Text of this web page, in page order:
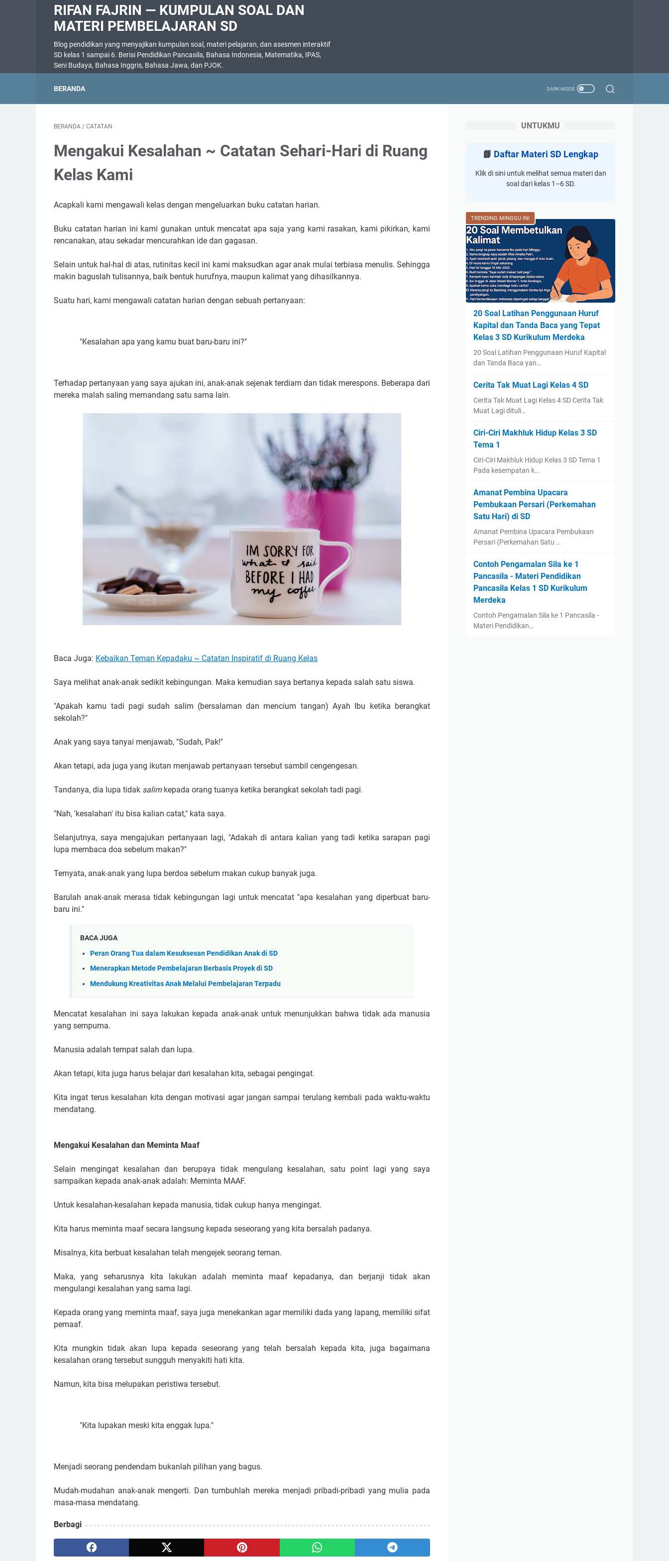
RIFAN FAJRIN — KUMPULAN SOAL DAN
MATERI PEMBELAJARAN SD
Blog pendidikan yang menyajikan kumpulan soal, materi pelajaran, dan asesmen interaktif
SD kelas 1 sampai 6. Berisi Pendidikan Pancasila, Bahasa Indonesia, Matematika, IPAS,
Seni Budaya, Bahasa Inggris, Bahasa Jawa, dan PJOK.
BERANDA
BERANDA / CATATAN
Mengakui Kesalahan ~ Catatan Sehari-Hari di Ruang
Kelas Kami
Acapkali kami mengawali kelas dengan mengeluarkan buku catatan harian.
Buku catatan harian ini kami gunakan untuk mencatat apa saja yang kami rasakan, kami pikirkan, kami
rencanakan, atau sekadar mencurahkan ide dan gagasan.
Selain untuk hal-hal di atas, rutinitas kecil ini kami maksudkan agar anak mulai terbiasa menulis. Sehingga
makin baguslah tulisannya, baik bentuk hurufnya, maupun kalimat yang dihasilkannya.
Suatu hari, kami mengawali catatan harian dengan sebuah pertanyaan:
"Kesalahan apa yang kamu buat baru-baru ini?"
Terhadap pertanyaan yang saya ajukan ini, anak-anak sejenak terdiam dan tidak merespons. Beberapa dari
mereka malah saling memandang satu sama lain.
Baca Juga: Kebaikan Teman Kepadaku ~ Catatan Inspiratif di Ruang Kelas
Saya melihat anak-anak sedikit kebingungan. Maka kemudian saya bertanya kepada salah satu siswa.
"Apakah kamu tadi pagi sudah salim (bersalaman dan mencium tangan) Ayah Ibu ketika berangkat
sekolah?"
Anak yang saya tanyai menjawab, "Sudah, Pak!"
Akan tetapi, ada juga yang ikutan menjawab pertanyaan tersebut sambil cengengesan.
Tandanya, dia lupa tidak salimkepada orang tuanya ketika berangkat sekolah tadi pagi.
"Nah, 'kesalahan' itu bisa kalian catat," kata saya.
Selanjutnya, saya mengajukan pertanyaan lagi, "Adakah di antara kalian yang tadi ketika sarapan pagi
lupa membaca doa sebelum makan?"
Ternyata, anak-anak yang lupa berdoa sebelum makan cukup banyak juga.
Barulah anak-anak merasa tidak kebingungan lagi untuk mencatat "apa kesalahan yang diperbuat baru-
baru ini."
BACA JUGA
Peran Orang Tua dalam Kesuksesan Pendidikan Anak di SD
Menerapkan Metode Pembelajaran Berbasis Proyek di SD
Mendukung Kreativitas Anak Melalui Pembelajaran Terpadu
Mencatat kesalahan ini saya lakukan kepada anak-anak untuk menunjukkan bahwa tidak ada manusia
yang sempurna.
Manusia adalah tempat salah dan lupa.
Akan tetapi, kita juga harus belajar dari kesalahan kita, sebagai pengingat.
Kita ingat terus kesalahan kita dengan motivasi agar jangan sampai terulang kembali pada waktu-waktu
mendatang.
Mengakui Kesalahan dan Meminta Maaf
Selain mengingat kesalahan dan berupaya tidak mengulang kesalahan, satu point lagi yang saya
sampaikan kepada anak-anak adalah: Meminta MAAF.
Untuk kesalahan-kesalahan kepada manusia, tidak cukup hanya mengingat.
Kita harus meminta maaf secara langsung kepada seseorang yang kita bersalah padanya.
Misalnya, kita berbuat kesalahan telah mengejek seorang teman.
Maka, yang seharusnya kita lakukan adalah meminta maaf kepadanya, dan berjanji tidak akan
mengulangi kesalahan yang sama lagi.
Kepada orang yang meminta maaf, saya juga menekankan agar memiliki dada yang lapang, memiliki sifat
pemaaf.
Kita mungkin tidak akan lupa kepada seseorang yang telah bersalah kepada kita, juga bagaimana
kesalahan orang tersebut sungguh menyakiti hati kita.
Namun, kita bisa melupakan peristiwa tersebut.
"Kita lupakan meski kita enggak lupa."
Menjadi seorang pendendam bukanlah pilihan yang bagus.
Mudah-mudahan anak-anak mengerti. Dan tumbuhlah mereka menjadi pribadi-pribadi yang mulia pada
masa-masa mendatang.
Berbagi
UNTUKMU
📘 Daftar Materi SD Lengkap
Klik di sini untuk melihat semua materi dan
soal dari kelas 1–6 SD.
TRENDING MINGGU INI
20 Soal Latihan Penggunaan Huruf
Kapital dan Tanda Baca yang Tepat
Kelas 3 SD Kurikulum Merdeka
20 Soal Latihan Penggunaan Huruf Kapital
dan Tanda Baca yan…
Cerita Tak Muat Lagi Kelas 4 SD
Cerita Tak Muat Lagi Kelas 4 SD Cerita Tak
Muat Lagi dituli…
Ciri-Ciri Makhluk Hidup Kelas 3 SD
Tema 1
Ciri-Ciri Makhluk Hidup Kelas 3 SD Tema 1
Pada kesempatan k…
Amanat Pembina Upacara
Pembukaan Persari (Perkemahan
Satu Hari) di SD
Amanat Pembina Upacara Pembukaan
Persari (Perkemahan Satu …
Contoh Pengamalan Sila ke 1
Pancasila - Materi Pendidikan
Pancasila Kelas 1 SD Kurikulum
Merdeka
Contoh Pengamalan Sila ke 1 Pancasila -
Materi Pendidikan…